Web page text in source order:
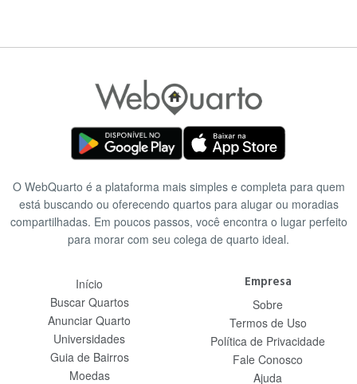
O WebQuarto é a plataforma mais simples e completa para quem
está buscando ou oferecendo quartos para alugar ou moradias
compartilhadas. Em poucos passos, você encontra o lugar perfeito
para morar com seu colega de quarto ideal.
Início
Buscar Quartos
Anunciar Quarto
Universidades
Guia de Bairros
Moedas
Empresa
Sobre
Termos de Uso
Política de Privacidade
Fale Conosco
Ajuda